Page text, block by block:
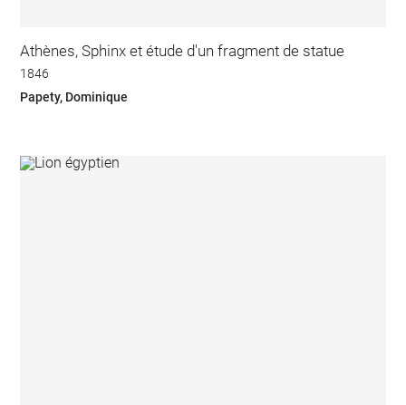
Athènes, Sphinx et étude d'un fragment de statue
1846
Papety, Dominique